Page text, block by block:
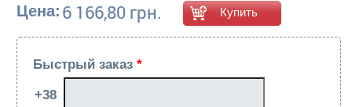
Цена: 6 166,80 грн.
Быстрый заказ *